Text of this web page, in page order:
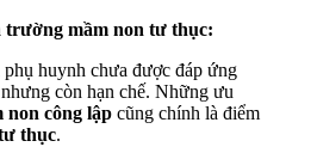
trường mầm non tư thục:
huynh chưa được đáp ứng
còn hạn chế. Những ưu
non công lập cũng chính là điểm
thục.